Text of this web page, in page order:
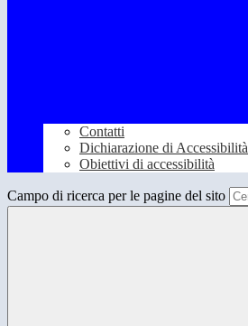
Contatti
Dichiarazione di Accessibilità
Obiettivi di accessibilità
Campo di ricerca per le pagine del sito